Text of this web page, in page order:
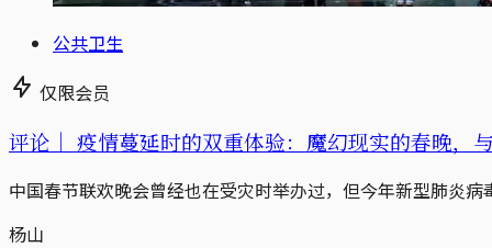
公共卫生
仅限会员
评论｜ 疫情蔓延时的双重体验：魔幻现实的春晚，
中国春节联欢晚会曾经也在受灾时举办过，但今年新型肺炎
杨山